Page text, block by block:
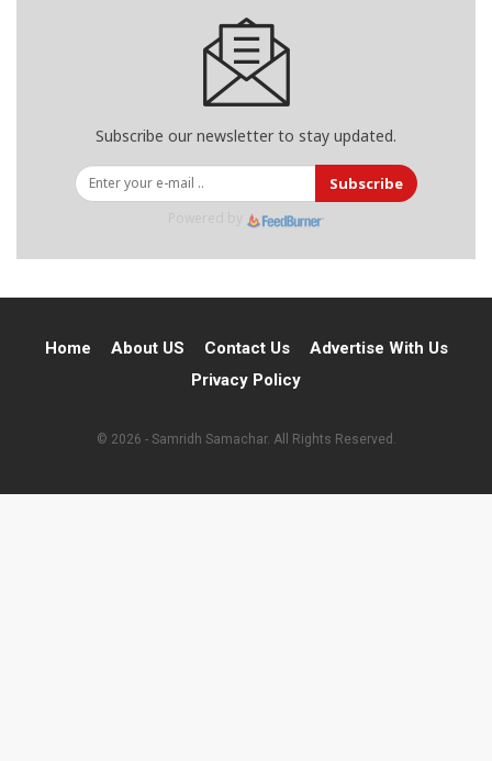
Subscribe our newsletter to stay updated.
Subscribe
Home About US Contact Us
Advertise With Us
Privacy Policy
© 2026 - Samridh Samachar. All Rights Reserved.